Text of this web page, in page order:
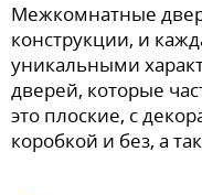
Межкомнатные
конструкции, и
уникальными
дверей, которые
это плоские, с
коробкой и без, а